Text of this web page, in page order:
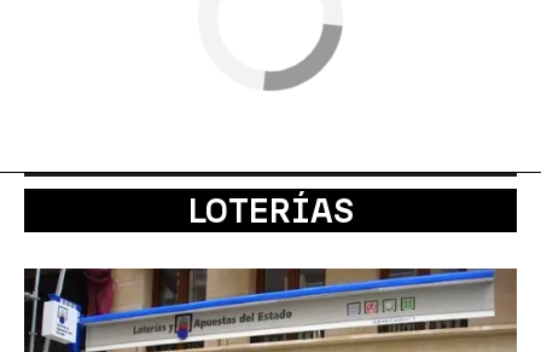
LOTERÍAS